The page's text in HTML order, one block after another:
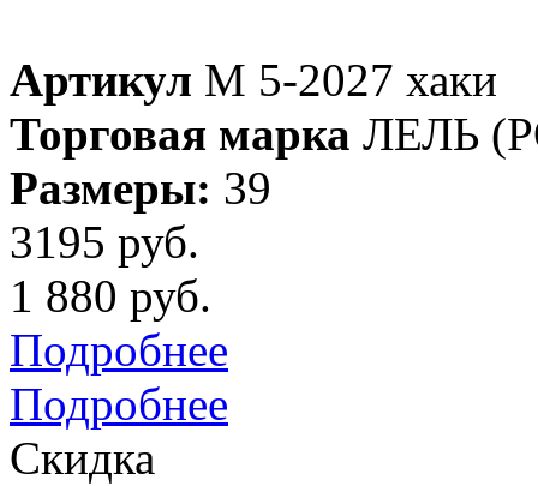
Артикул М 5-2027 хаки
Торговая марка ЛЕЛЬ
Размеры: 39
3195 руб.
1 880 руб.
Подробнее
Подробнее
Скидка